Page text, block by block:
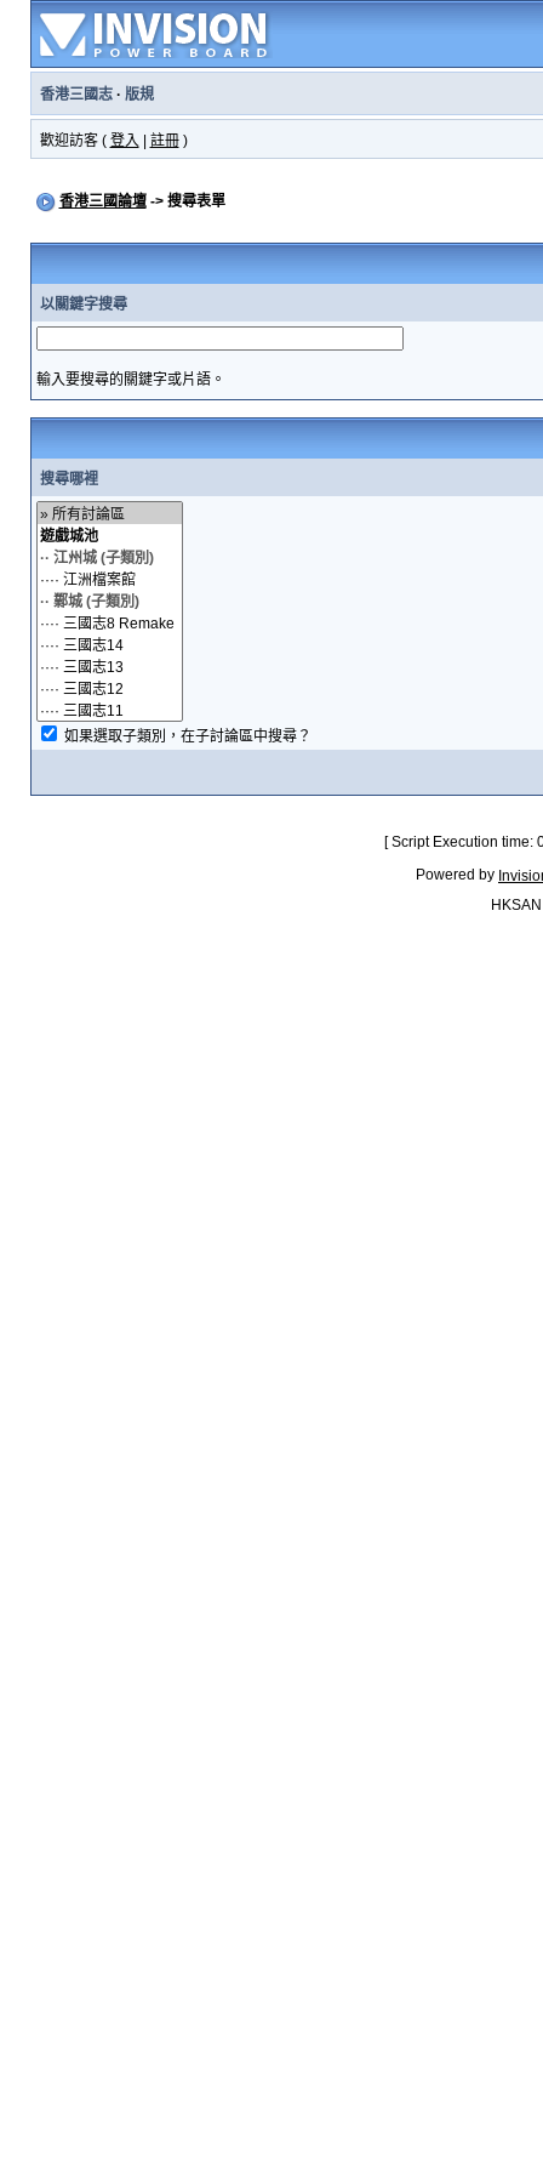
香港三國志· 版規
歡迎訪客 ( 登入 註冊)
香港三國論壇-> 搜尋表單
以關鍵字搜尋
輸入要搜尋的關鍵字或片語。
搜尋哪裡
如果選取子類別，在子討論區中搜尋？
[ Script Execution
Powered by